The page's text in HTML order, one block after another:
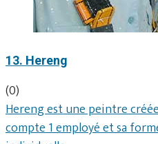
13. Hereng
(0)
Hereng est une peintre
compte 1 employé et sa